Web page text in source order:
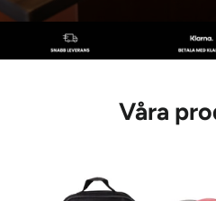
Våra